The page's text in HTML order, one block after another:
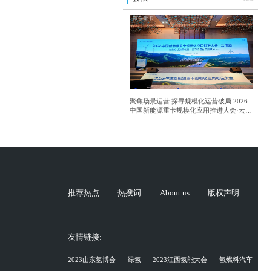
聚焦场景运营 探寻规模化运营破局 2026
中国新能源重卡规模化应用推进大会·云南
推荐热点 热搜词 About us 版权声明
友情链接:
2023山东氢博会 绿氢 2023江西氢能大会 氢燃料汽车